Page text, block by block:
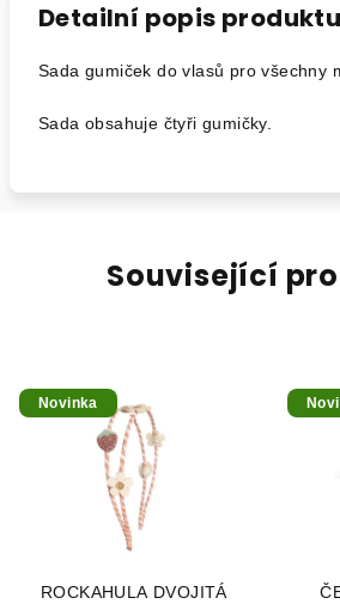
Detailní popis produktu
Sada gumiček do vlasů pro všechny
Sada obsahuje čtyři gumičky.
Související
Novinka
ROCKAHULA DVOJITÁ